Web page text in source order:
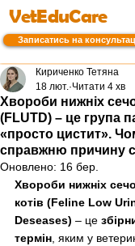
VetEduCare
Записатись на
Хвороби нижніх
(FLUTD) – це група
«просто цистит».
справжню причину
Кириченко Тетяна
18 лют. Читати 4 хв
Оновлено: 16 бер.
Хвороби нижніх
котів (Feline Low
Deseases) – це
термін , яким у